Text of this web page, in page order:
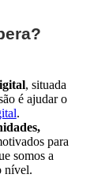
, situada
é ajudar o
.
para
somos a
nível.